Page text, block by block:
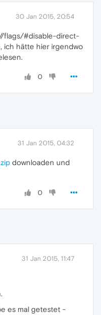
30 Jan 2015, 20:54
flags/#disable-direct-
ich hätte hier irgendwo
0
31 Jan 2015, 04:32
downloaden und
0
31 Jan 2015, 11:47
es mal getestet -